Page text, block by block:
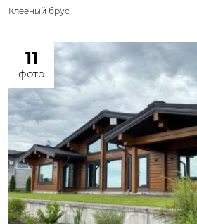
Клееный брус
11
фото